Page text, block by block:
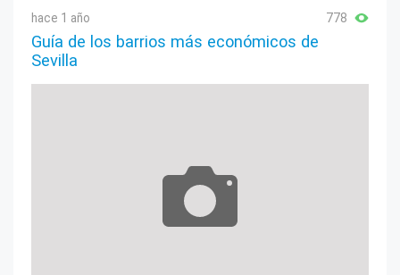
hace 1 año 778
Guía de los barrios más económicos de
Sevilla